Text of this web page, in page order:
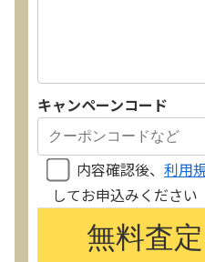
キャンペーンコード
内容確認後、 利用
してお申込みください